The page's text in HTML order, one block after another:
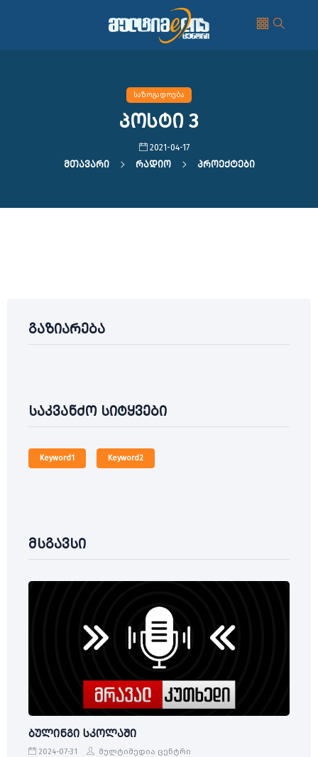
საზოგადოება
პოსტი 3
2021-04-17
Მთავარი Რადიო Პროექტები
გაზიარება
საკვანძო სიტყვები
Keyword1 Keyword2
მსგავსი
ბულინგი სკოლაში
2024-07-31 მულტიმედია ცენტრი